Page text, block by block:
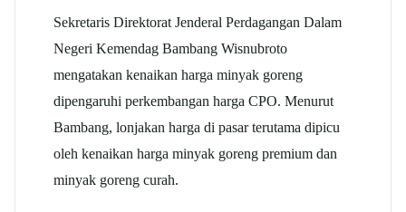
Sekretaris Direktorat Jenderal Perdagangan Dalam
Negeri Kemendag Bambang Wisnubroto
mengatakan kenaikan harga minyak goreng
dipengaruhi perkembangan harga CPO. Menurut
Bambang, lonjakan harga di pasar terutama dipicu
oleh kenaikan harga minyak goreng premium dan
minyak goreng curah.